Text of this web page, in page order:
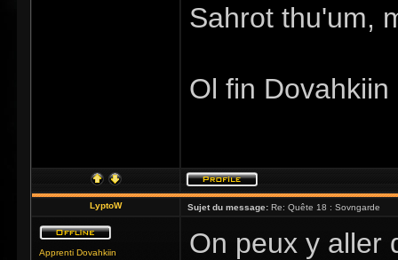
Sahrot thu'um,
Ol fin
LyptoW Sujet du message: Re: Quête 18 : Sovngarde
Apprenti Dovahkiin On peux y aller